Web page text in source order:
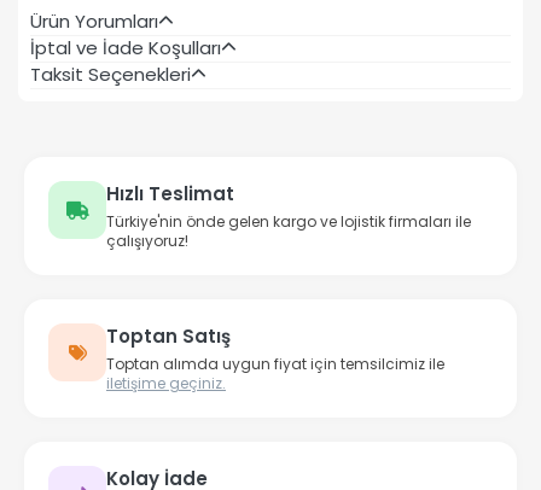
Ürün Yorumları
İptal ve İade Koşulları
Taksit Seçenekleri
Hızlı Teslimat
Türkiye'nin önde gelen kargo ve lojistik firmaları ile
çalışıyoruz!
Toptan Satış
Toptan alımda uygun fiyat için temsilcimiz ile
iletişime geçiniz.
Kolay İade